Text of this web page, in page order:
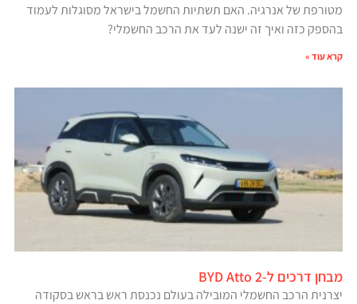
מטורפת של אנרגיה. האם תשתיות החשמל בישראל מסוגלות לעמוד
בהספק כזה ואיך זה ישנה לעד את הרכב החשמלי?
קרא עוד »
מבחן דרכים ל-BYD Atto 2
יצרנית הרכב החשמלי המובילה בעולם נכנסת ראש בראש בסקודה